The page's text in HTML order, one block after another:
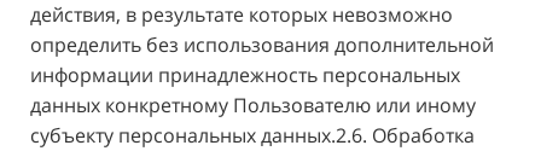
действия, в результате которых невозможно
определить без использования дополнительной
информации принадлежность персональных
данных конкретному Пользователю или иному
субъекту персональных данных.2.6. Обработка